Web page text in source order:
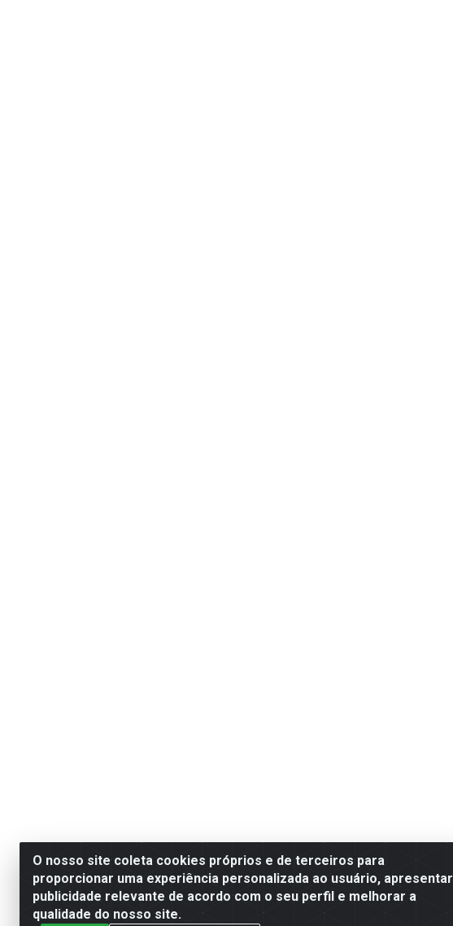
O nosso site coleta cookies próprios e de terceiros para
proporcionar uma experiência personalizada ao usuário, apresentar
publicidade relevante de acordo com o seu perfil e melhorar a
qualidade do nosso site.